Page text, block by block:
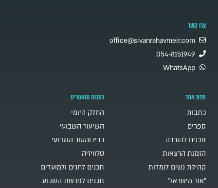
צרו קשר
office@sivanrahavmeir.com
054-8151949
WhatsApp
מפת אתר
כתבות
ספרים
תכנים להורדה
הזמנת הרצאות
קהילת נשים לומדות
"אור מישראל"
כתבות ומאמרים
החלק היומי
השיעור השבועי
רדיו והטור השבועי
טלוויזיה
תכנים לחגים ולמועדים
תכנים לפרשת השבוע